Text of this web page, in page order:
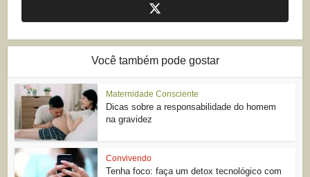
Você também pode gostar
Maternidade Consciente
Dicas sobre a responsabilidade do homem
na gravidez
Convivendo
Tenha foco: faça um detox tecnológico com